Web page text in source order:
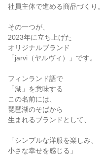
社員主体で進める商品づくり。
その一つが、
2023年に立ち上げた
オリジナルブランド
「jarvi（ヤルヴィ）」です。
フィンランド語で
「湖」を意味する
この名前には、
琵琶湖のそばから
生まれるブランドとして、
「シンプルな洋服を楽しみ、
小さな幸せを感じる」